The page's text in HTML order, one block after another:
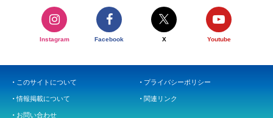
Instagram Facebook X Youtube
このサイトについて プライバシーポリシー
情報掲載について 関連リンク
お問い合わせ